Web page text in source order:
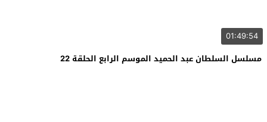
01:49:54
مسلسل السلطان عبد الحميد الموسم الرابع الحلقة 22